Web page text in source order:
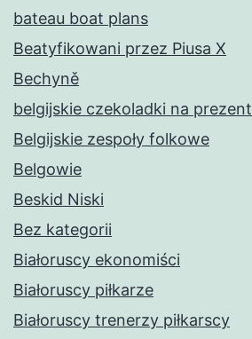
bateau boat plans
Beatyfikowani przez Piusa X
Bechyně
belgijskie czekoladki na prezent
Belgijskie zespoły folkowe
Belgowie
Beskid Niski
Bez kategorii
Białoruscy ekonomiści
Białoruscy piłkarze
Białoruscy trenerzy piłkarscy